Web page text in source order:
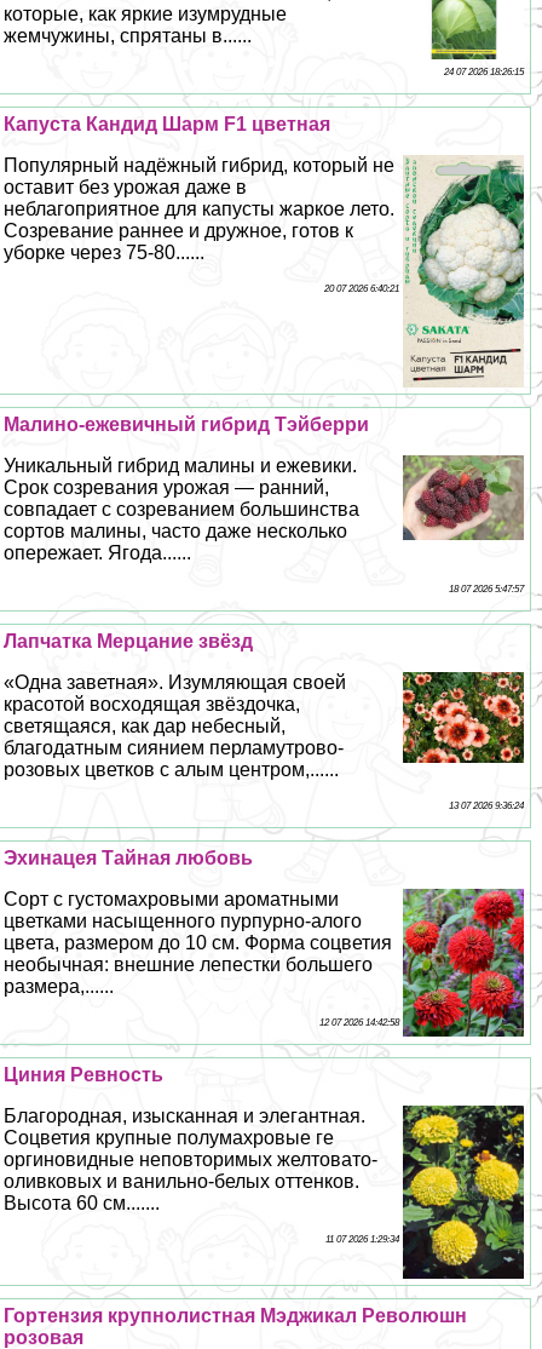
которые, как яркие изумрудные
жемчужины, спрятаны в......
24 07 2026 18:26:15
Капуста Кандид Шарм F1 цветная
Популярный надёжный гибрид, который не
оставит без урожая даже в
нeблагоприятное для капусты жаркое лето.
Созревание раннее и дружное, готов к
уборке через 75-80......
20 07 2026 6:40:21
Малино-ежевичный гибрид Тэйберри
Уникальный гибрид малины и ежевики.
Срок созревания урожая — ранний,
совпадает с созреванием большинства
сортов малины, часто даже несколько
опережает. Ягода......
18 07 2026 5:47:57
Лапчатка Мерцание звёзд
«Одна заветная». Изумляющая своей
красотой восходящая звёздочка,
светящаяся, как дар небесный,
благодатным сиянием перламутрово-
розовых цветков с алым центром,......
13 07 2026 9:36:24
Эхинацея Тайная любовь
Сорт с густомахровыми ароматными
цветками насыщенного пурпурно-алого
цвета, размером до 10 см. Форма соцветия
необычная: внешние лепестки большего
размера,......
12 07 2026 14:42:58
Циния Ревность
Благородная, изысканная и элегантная.
Соцветия крупные полумахровые ге
opгиновидные неповторимых желтовато-
оливковых и ванильно-белых оттенков.
Высота 60 см.......
11 07 2026 1:29:34
Гортензия крупнолистная Мэджикал Революшн
розовая